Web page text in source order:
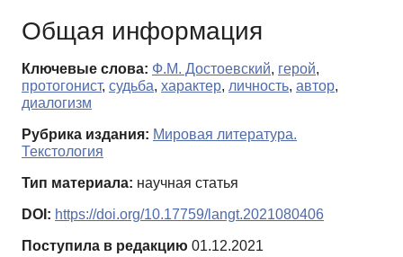
Общая информация
Ключевые слова: Ф.М. Достоевский, герой,
протогонист, судьба, характер, личность, автор,
диалогизм
Рубрика издания: Мировая литература.
Текстология
Тип материала: научная статья
DOI: https://doi.org/10.17759/langt.2021080406
Поступила в редакцию 01.12.2021